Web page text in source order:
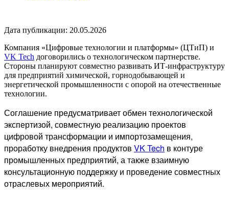
Дата публикации: 20.05.2026
Компания «Цифровые технологии и платформы» (ЦТиП) и
VK Tech договорились о технологическом партнерстве.
Стороны планируют совместно развивать ИТ-инфраструктуру
для предприятий химической, горнодобывающей и
энергетической промышленности с опорой на отечественные
технологии.
Соглашение предусматривает обмен технологической
экспертизой, совместную реализацию проектов
цифровой трансформации и импортозамещения,
проработку внедрения продуктов VK Tech в контуре
промышленных предприятий, а также взаимную
консультационную поддержку и проведение совместных
отраслевых мероприятий.